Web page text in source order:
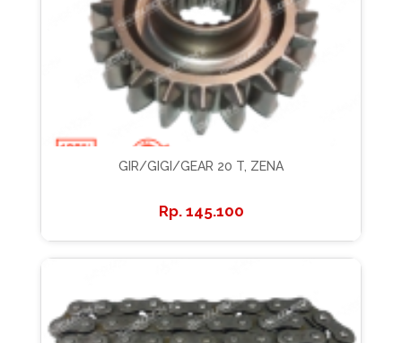
GIR/GIGI/GEAR 20 T, ZENA
145.100